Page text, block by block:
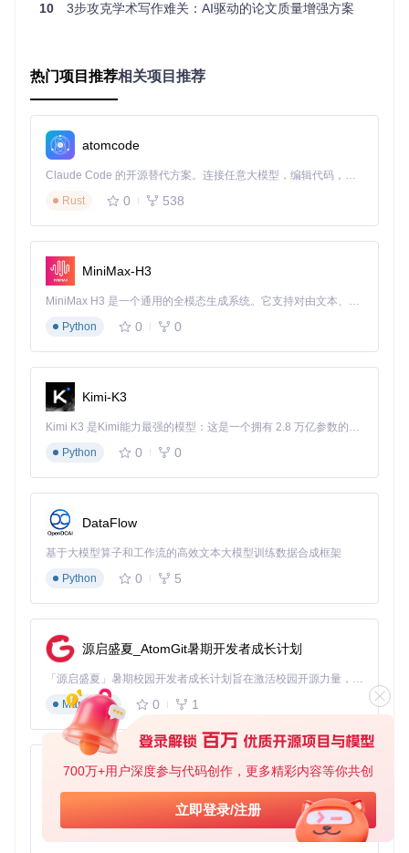
700万+用户深度参与代码创作，更多精彩内容等你共创
立即登录/注册
2. 功能选择
图1：学术润色工具操作界面，展示格式选择和参数配置区域
3. 高级参数设置
: "计算机科学" ,
// 学科领域选择
"简洁严谨" ,
// 写作风格设定
"preserve_terms"
: ["Transformer"
4. 启动处理
点击"运行"按钮后，系统将自动执行：
文件格式检测与转换
并行调用LLM处理文本
5. 结果导出与对比
处理完成后可选择多种输出格式：
Markdown：适合在线分享与版本控制
Latex：完整保留原始格式结构
图2：学术润色前后对比界面，显示修改说明和语法优化建议
场景化应用指南：不同学科的定制策略
理工科论文
启用"公式保护"功能，避免LLM误修改数学表达式
在高级参数中指定"使用被动语态"和"减少主观表述"
10 3步攻克学术写作难关：AI驱动的论文质量增强方案
热门项目推荐相关项目推荐
atomcode
Claude Code 的开源替代方案。连接任意大模型，编辑代码，运行命令，自动验证 — 全自动执行。用 Rust 构建，极致性能。 ｜ An open-source alternative to Claude Code. Connect any LLM, edit code, run commands, and verify changes — autonomously. Built in Rust for speed. Get Started
Rust
0 538
MiniMax-H3
MiniMax H3 是一个通用的全模态生成系统。它支持对由文本、图像、视频和音频组成的多模态上下文进行统一理解，并能生成分辨率高达 2K、时长可达 15 秒的带原生立体声音频的视频。得益于面向任务泛化的系统设计，H3 在预训练阶段就已具备广泛的多模态上下文理解与生成能力，能够出色地执行复杂的多模态指令。
Python
0 0
Kimi-K3
Kimi K3 是Kimi能力最强的模型：这是一个拥有 2.8 万亿参数的混合专家（MoE）模型，具备原生视觉理解能力，并支持 100 万 token 的上下文窗口。
Python
0 0
DataFlow
基于大模型算子和工作流的高效文本大模型训练数据合成框架
Python
0 5
源启盛夏_AtomGit暑期开发者成长计划
「源启盛夏」暑期校园开发者成长计划旨在激活校园开源力量，通过积分激励、认证扶持、资源倾斜等形式，引导高校组织和开发者完成「入驻 — 建项目 — 做贡献 — 获认证 — 得资源」的完整闭环。无论你是想带领社团入驻平台的组织者，还是希望用代码贡献证明自己的开发者，都能在这里找到属于你的成长路径。
Markdown
0 1
py-xiaozhi
基于Python的Xiaozhi AI，适用于想要完整Xiaozhi体验而无需拥有专用硬件的用户。
Python
0 1